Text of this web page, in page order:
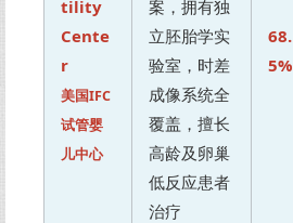
tility
Cente
r
美国IFC
试管婴
儿中心
案，拥有独
立胚胎学实
验室，时差
成像系统全
覆盖，擅长
高龄及卵巢
低反应患者
治疗
68.
5%